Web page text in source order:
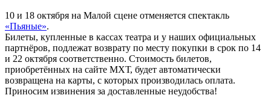
10 и 18 октября на Малой сцене отменяется спектакль
«Пьяные».
Билеты, купленные в кассах театра и у наших официальных
партнёров, подлежат возврату по месту покупки в срок по 14
и 22 октября соответственно. Стоимость билетов,
приобретённых на сайте МХТ, будет автоматически
возвращена на карты, с которых производилась оплата.
Приносим извинения за доставленные неудобства!